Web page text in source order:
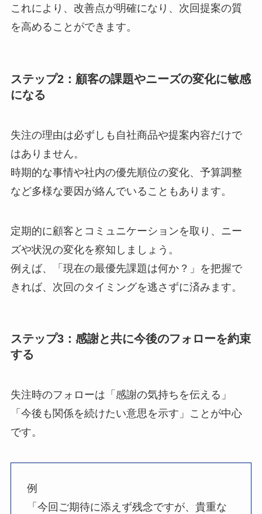
これにより、改善点が明確になり、次回提案の質
を高めることができます。
ステップ2：顧客の課題やニーズの変化に敏感
になる
失注の理由は必ずしも自社商品や提案内容だけで
はありません。
時期的な事情や社内の優先順位の変化、予算調整
など多様な要因が絡んでいることもあります。
定期的に顧客とコミュニケーションを取り、ニー
ズや状況の変化を察知しましょう。
例えば、「現在の最優先課題は何か？」を把握で
きれば、次回のタイミングを逃さずに済みます。
ステップ3：感謝と共に今後のフォローを約束
する
失注時のフォローは「感謝の気持ちを伝える」
「今後も関係を続けたい意思を示す」ことが中心
です。
例
「今回ご期待に添えず残念ですが、貴重な